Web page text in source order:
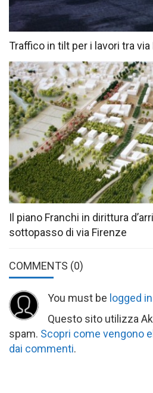
Traffico in tilt per i lavori tra via
Il piano Franchi in dirittura
sottopasso di via Firenze
COMMENTS (0)
You must be logged in
Questo sito utilizza
spam. Scopri come vengono
dai commenti.